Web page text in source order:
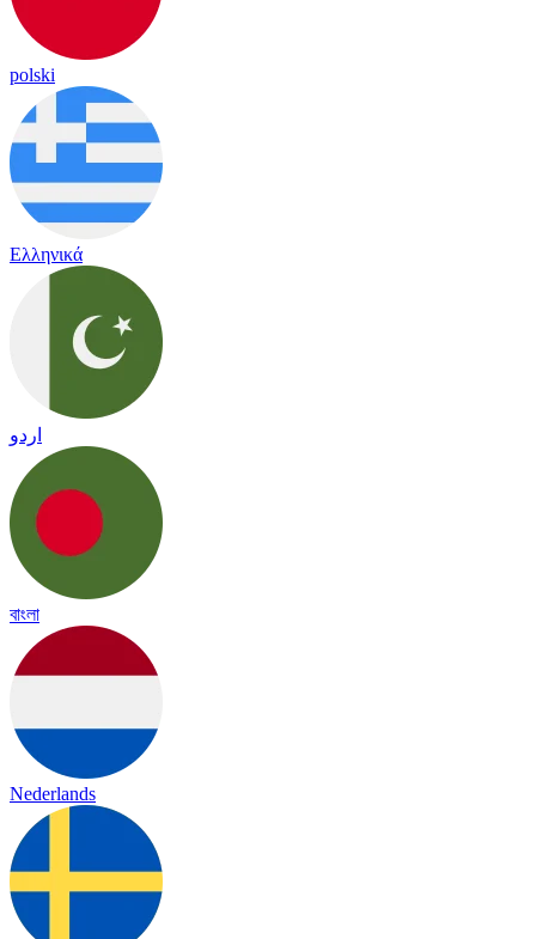
polski
Ελληνικά
اردو
বাংলা
Nederlands